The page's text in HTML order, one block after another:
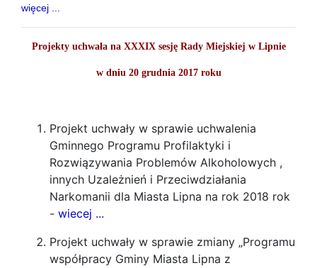
więcej ...
Projekty uchwała na XXXIX sesję Rady Miejskiej w Lipnie
w dniu 20 grudnia 2017 roku
Projekt uchwały w sprawie uchwalenia
Gminnego Programu Profilaktyki i
Rozwiązywania Problemów Alkoholowych ,
innych Uzależnień i Przeciwdziałania
Narkomanii dla Miasta Lipna na rok 2018 rok
- wiecej ...
Projekt uchwały w sprawie zmiany „Programu
współpracy Gminy Miasta Lipna z